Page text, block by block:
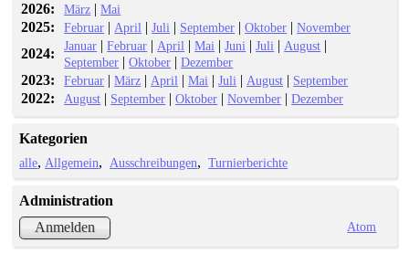
2026:
März |Mai
2025: Februar | April |Juli | September |Oktober |November
2024: Januar |Februar | April |Mai |Juni |Juli | August |
September |Oktober |Dezember
2023: Februar |März | April |Mai |Juli | August | September
2022: August | September |Oktober |November |Dezember
Kategorien
alle Allgemein Ausschreibungen Turnierberichte
Administration
Anmelden
Atom